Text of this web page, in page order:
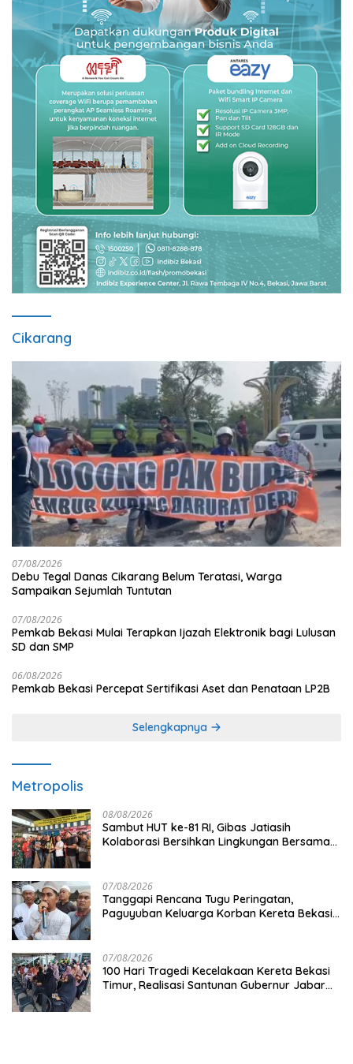
Cikarang
07/08/2026
Debu Tegal Danas Cikarang Belum Teratasi, Warga
Sampaikan Sejumlah Tuntutan
07/08/2026
Pemkab Bekasi Mulai Terapkan Ijazah Elektronik bagi Lulusan
SD dan SMP
06/08/2026
Pemkab Bekasi Percepat Sertifikasi Aset dan Penataan LP2B
Selengkapnya
Metropolis
08/08/2026
Sambut HUT ke-81 RI, Gibas Jatiasih
Kolaborasi Bersihkan Lingkungan Bersama
07/08/2026
Tanggapi Rencana Tugu Peringatan,
Paguyuban Keluarga Korban Kereta Bekasi
07/08/2026
100 Hari Tragedi Kecelakaan Kereta Bekasi
Timur, Realisasi Santunan Gubernur Jabar